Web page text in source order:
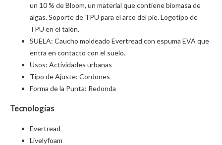
un 10 % de Bloom, un material que contiene biomasa de
algas. Soporte de TPU para el arco del pie. Logotipo de
TPU en el talón.
SUELA: Caucho moldeado Evertread con espuma EVA que
entra en contacto con el suelo.
Usos: Actividades urbanas
Tipo de Ajuste: Cordones
Forma de la Punta: Redonda
Tecnologías
Evertread
Livelyfoam